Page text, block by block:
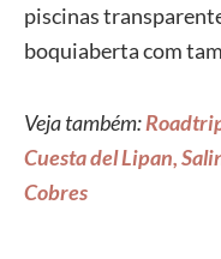
piscinas
boquiaberta com
Veja também:
Cuesta del Lipan,
Cobres